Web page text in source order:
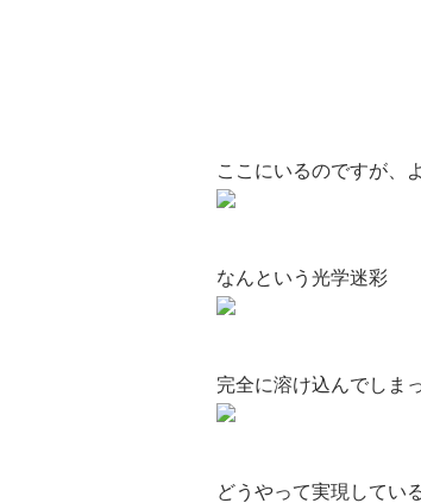
ここにいるのですが、
なんという光学迷彩
完全に溶け込んでしま
どうやって実現してい